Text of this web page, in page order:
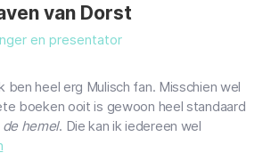
van Dorst
en presentator
ben heel erg Mulisch fan. Misschien wel
boeken ooit is gewoon heel standaard
hemel. Die kan ik iedereen wel